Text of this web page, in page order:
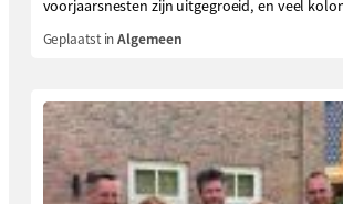
voorjaarsnesten zijn uitgegroeid, en veel
Geplaatst inAlgemeen